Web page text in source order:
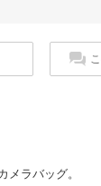
メラバッグ。